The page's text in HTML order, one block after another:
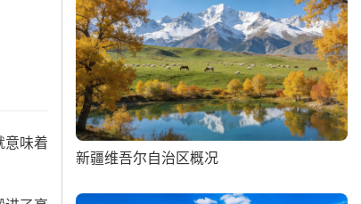
意味着
新疆维吾尔自治区概况